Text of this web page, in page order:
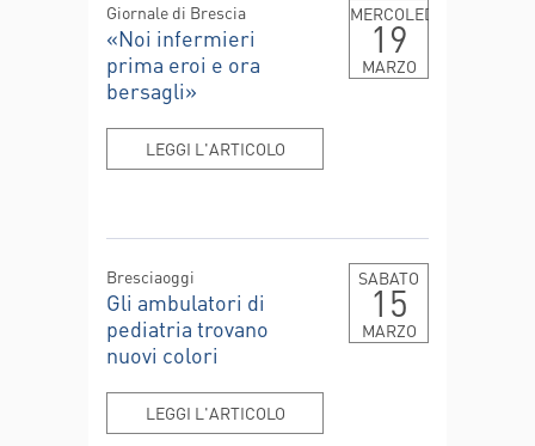
Giornale di Brescia
«Noi infermieri
prima eroi e ora
bersagli»
LEGGI L'ARTICOLO
MERCOLEDÌ
19
MARZO
Bresciaoggi
Gli ambulatori di
pediatria trovano
nuovi colori
LEGGI L'ARTICOLO
SABATO
15
MARZO